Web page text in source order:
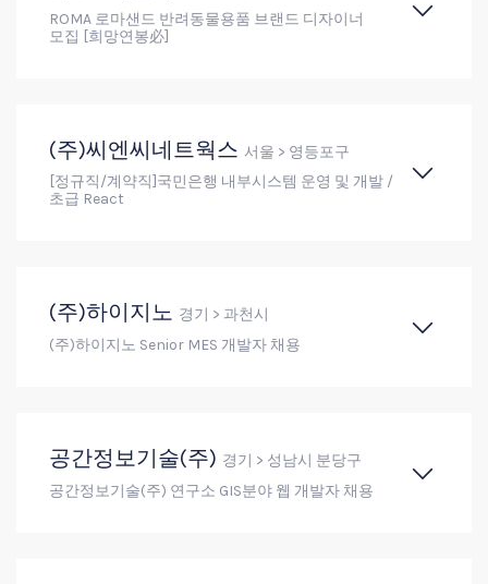
ROMA 로마샌드 반려동물용품 브랜드 디자이너
모집 [희망연봉必]
(주)씨엔씨네트웍스 서울 > 영등포구
[정규직/계약직]국민은행 내부시스템 운영 및 개발 /
초급 React
(주)하이지노 경기 > 과천시
(주)하이지노 Senior MES 개발자 채용
공간정보기술(주) 경기 > 성남시 분당구
공간정보기술(주) 연구소 GIS분야 웹 개발자 채용